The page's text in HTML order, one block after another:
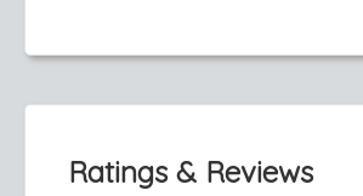
Ratings & Reviews